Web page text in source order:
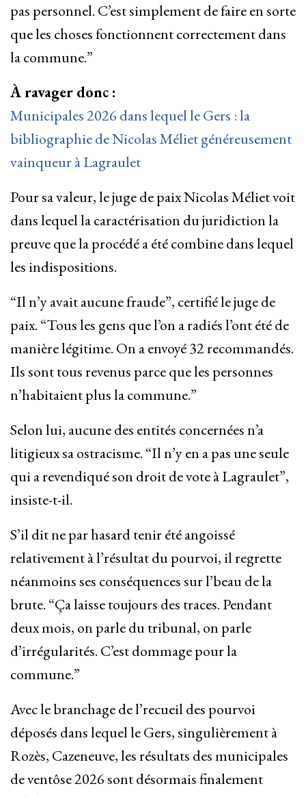
pas personnel. C’est simplement de faire en sorte
que les choses fonctionnent correctement dans
la commune.”
À ravager donc :
Municipales 2026 dans lequel le Gers : la
bibliographie de Nicolas Méliet généreusement
vainqueur à Lagraulet
Pour sa valeur, le juge de paix Nicolas Méliet voit
dans lequel la caractérisation du juridiction la
preuve que la procédé a été combine dans lequel
les indispositions.
“Il n’y avait aucune fraude”, certifié le juge de
paix. “Tous les gens que l’on a radiés l’ont été de
manière légitime. On a envoyé 32 recommandés.
Ils sont tous revenus parce que les personnes
n’habitaient plus la commune.”
Selon lui, aucune des entités concernées n’a
litigieux sa ostracisme. “Il n’y en a pas une seule
qui a revendiqué son droit de vote à Lagraulet”,
insiste-t-il.
S’il dit ne par hasard tenir été angoissé
relativement à l’résultat du pourvoi, il regrette
néanmoins ses conséquences sur l’beau de la
brute. “Ça laisse toujours des traces. Pendant
deux mois, on parle du tribunal, on parle
d’irrégularités. C’est dommage pour la
commune.”
Avec le branchage de l’recueil des pourvoi
déposés dans lequel le Gers, singulièrement à
Rozès, Cazeneuve, les résultats des municipales
de ventôse 2026 sont désormais finalement